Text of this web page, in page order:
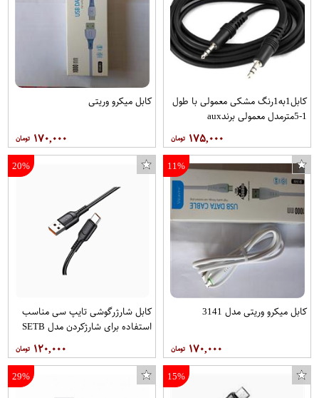
کابل1به1رنگ مشکی معمولی با طول
1-5مترمدل معمولی برندaux
۱۷۵,۰۰۰
کابل میکرو وریتی
۱۷۰,۰۰۰
11%
کابل میکرو وریتی مدل 3141
۱۷۰,۰۰۰
20%
کابل شارژرگوشی تایپ سی مناسب
استفاده برای شارژکردن مدل SETB
۱۲۰,۰۰۰
15%
29%